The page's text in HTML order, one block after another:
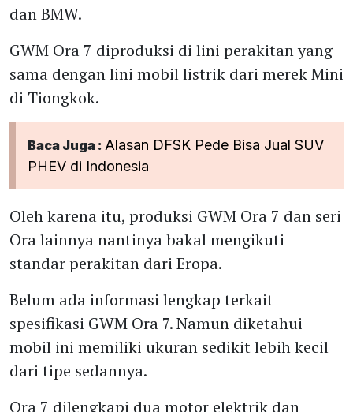
dan BMW.
GWM Ora 7 diproduksi di lini perakitan yang
sama dengan lini mobil listrik dari merek Mini
di Tiongkok.
Baca Juga : Alasan DFSK Pede Bisa Jual SUV
PHEV di Indonesia
Oleh karena itu, produksi GWM Ora 7 dan seri
Ora lainnya nantinya bakal mengikuti
standar perakitan dari Eropa.
Belum ada informasi lengkap terkait
spesifikasi GWM Ora 7. Namun diketahui
mobil ini memiliki ukuran sedikit lebih kecil
dari tipe sedannya.
Ora 7 dilengkapi dua motor elektrik dan